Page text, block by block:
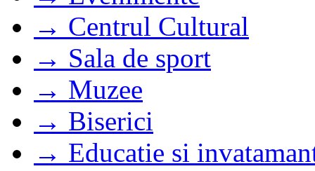
→ Centrul Cultural
→ Sala de sport
→ Muzee
→ Biserici
→ Educatie si